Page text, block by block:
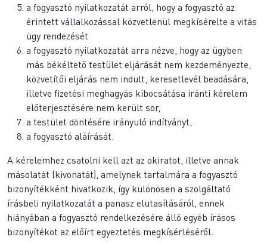
a fogyasztó nyilatkozatát arról, hogy a fogyasztó az
érintett vállalkozással közvetlenül megkísérelte a vitás
ügy rendezését
a fogyasztó nyilatkozatát arra nézve, hogy az ügyben
más békéltető testület eljárását nem kezdeményezte,
közvetítői eljárás nem indult, keresetlevél beadására,
illetve fizetési meghagyás kibocsátása iránti kérelem
előterjesztésére nem került sor,
a testület döntésére irányuló indítványt,
a fogyasztó aláírását.
A kérelemhez csatolni kell azt az okiratot, illetve annak
másolatát (kivonatát), amelynek tartalmára a fogyasztó
bizonyítékként hivatkozik, így különösen a szolgáltató
írásbeli nyilatkozatát a panasz elutasításáról, ennek
hiányában a fogyasztó rendelkezésére álló egyéb írásos
bizonyítékot az előírt egyeztetés megkísérléséről.